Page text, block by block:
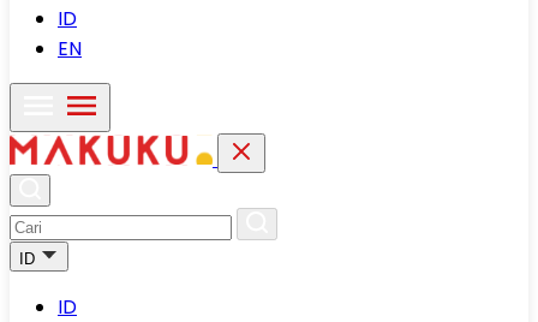
ID
EN
ID
ID